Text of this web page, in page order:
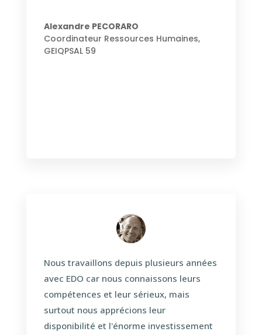
Alexandre PECORARO
Coordinateur Ressources Humaines,
GEIQPSAL 59
Nous travaillons depuis plusieurs années
avec EDO car nous connaissons leurs
compétences et leur sérieux, mais
surtout nous apprécions leur
disponibilité et l'énorme investissement